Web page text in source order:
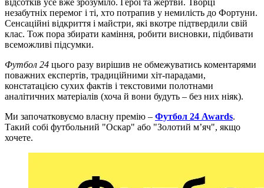
відсотків усе вже зрозуміло. Герої та жертви. Творці
незабутніх перемог і ті, хто потрапив у немилість до Фортуни.
Сенсаційні відкриття і майстри, які вкотре підтвердили свій
клас. Тож пора збирати каміння, робити висновки, підбивати
всеможливі підсумки.
Футбол 24 цього разу вирішив не обмежуватись коментарями
поважних експертів, традиційними хіт-парадами,
констатацією сухих фактів і текстовими полотнами
аналітичних матеріалів (хоча й вони будуть – без них ніяк).
Ми започатковуємо власну премію – Футбол 24 Awards.
Такий собі футбольний "Оскар" або "Золотий м’яч", якщо
хочете.